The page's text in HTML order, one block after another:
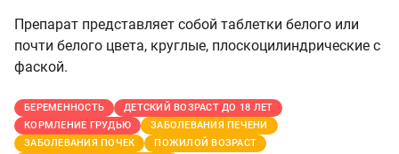
Препарат представляет собой таблетки белого или
почти белого цвета, круглые, плоскоцилиндрические с
фаской.
БЕРЕМЕННОСТЬ
ДЕТСКИЙ ВОЗРАСТ ДО 18 ЛЕТ
КОРМЛЕНИЕ ГРУДЬЮ
ЗАБОЛЕВАНИЯ ПЕЧЕНИ
ЗАБОЛЕВАНИЯ ПОЧЕК
ПОЖИЛОЙ ВОЗРАСТ